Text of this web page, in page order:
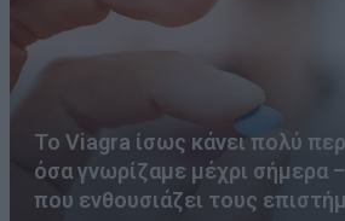
Το Viagra ίσως κάνει πολύ
όσα γνωρίζαμε μέχρι σήμερα
που ενθουσιάζει τους